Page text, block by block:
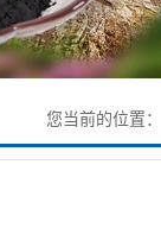
您当前的位置：